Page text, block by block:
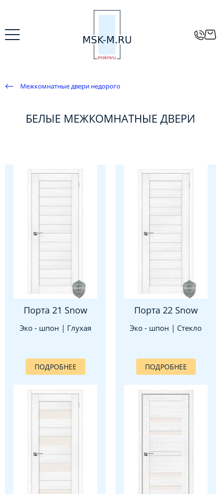
Межкомнатные двери недорого
БЕЛЫЕ МЕЖКОМНАТНЫЕ ДВЕРИ
Порта 21 Snow
Эко - шпон | Глухая
ПОДРОБНЕЕ
Порта 22 Snow
Эко - шпон | Стекло
ПОДРОБНЕЕ